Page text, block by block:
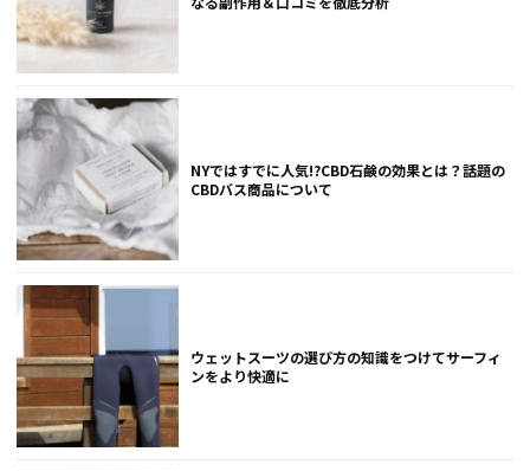
NYではすでに人気!?CBD石鹸の効果とは？話題の
CBDバス商品について
ウェットスーツの選び方の知識をつけてサーフィ
ンをより快適に